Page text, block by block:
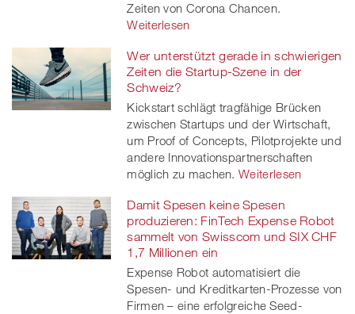
Zeiten von Corona Chancen.
Weiterlesen
Wer unterstützt gerade in schwierigen
Zeiten die Startup-Szene in der
Schweiz?
Kickstart schlägt tragfähige Brücken
zwischen Startups und der Wirtschaft,
um Proof of Concepts, Pilotprojekte und
andere Innovationspartnerschaften
möglich zu machen. Weiterlesen
Damit Spesen keine Spesen
produzieren: FinTech Expense Robot
sammelt von Swisscom und SIX CHF
1,7 Millionen ein
Expense Robot automatisiert die
Spesen- und Kreditkarten-Prozesse von
Firmen – eine erfolgreiche Seed-